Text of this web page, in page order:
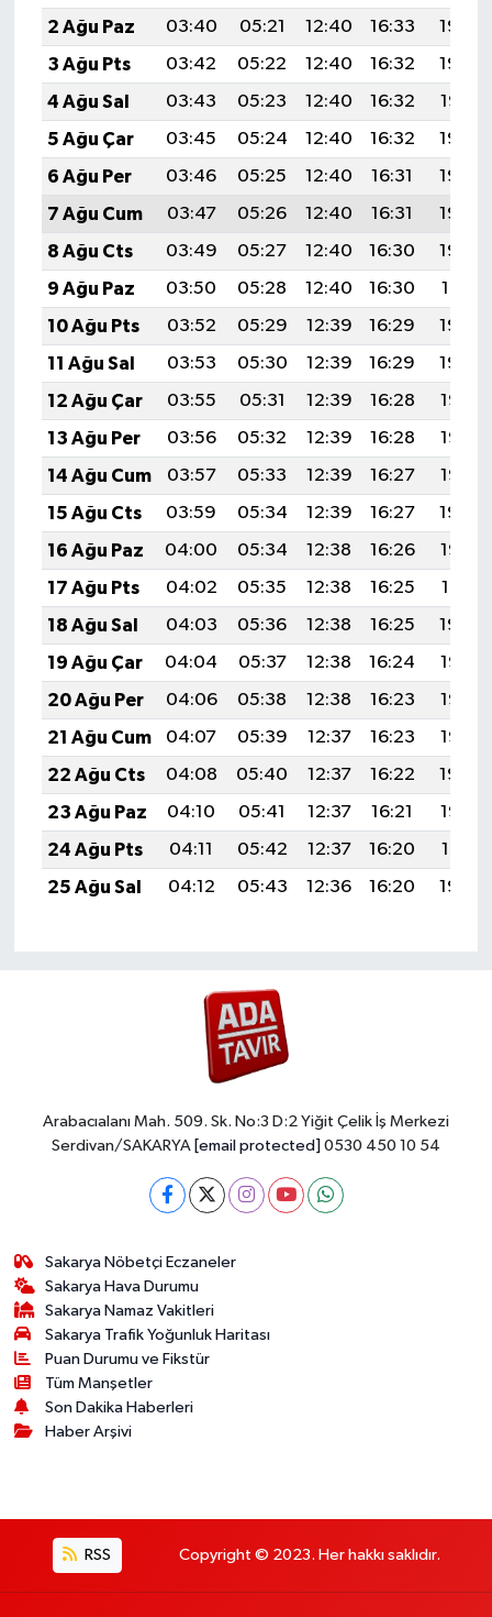
2 Ağu Paz
03:40 05:21 12:40 16:33
19:49
3 Ağu Pts
03:42 05:22 12:40 16:32
19:48
4 Ağu Sal
03:43 05:23 12:40 16:32
19:47
5 Ağu Çar
03:45 05:24 12:40 16:32
19:46
6 Ağu Per
03:46 05:25 12:40 16:31
19:45
7 Ağu Cum
03:47 05:26 12:40 16:31
19:44
8 Ağu Cts
03:49 05:27 12:40 16:30
19:43
9 Ağu Paz
03:50 05:28 12:40 16:30
19:41
10 Ağu Pts
03:52 05:29 12:39 16:29
19:40
11 Ağu Sal
03:53 05:30 12:39 16:29
19:39
12 Ağu Çar
03:55 05:31 12:39 16:28
19:38
13 Ağu Per
03:56 05:32 12:39 16:28
19:36
14 Ağu Cum
03:57 05:33 12:39 16:27
19:35
15 Ağu Cts
03:59 05:34 12:39 16:27
19:34
16 Ağu Paz
04:00 05:34 12:38 16:26
19:32
17 Ağu Pts
04:02 05:35 12:38 16:25
19:31
18 Ağu Sal
04:03 05:36 12:38 16:25
19:30
19 Ağu Çar
04:04 05:37 12:38 16:24
19:28
20 Ağu Per
04:06 05:38 12:38 16:23
19:27
21 Ağu Cum
04:07 05:39 12:37 16:23
19:25
22 Ağu Cts
04:08 05:40 12:37 16:22
19:24
23 Ağu Paz
04:10 05:41 12:37 16:21
19:22
24 Ağu Pts
04:11 05:42 12:37 16:20
19:21
25 Ağu Sal
04:12 05:43 12:36 16:20 19:20
Arabacıalanı Mah. 509. Sk. No:3 D:2 Yiğit Çelik İş Merkezi
Serdivan/SAKARYA [email protected] 0530 450 10 54
Sakarya Nöbetçi Eczaneler
Sakarya Hava Durumu
Sakarya Namaz Vakitleri
Sakarya Trafik Yoğunluk Haritası
Puan Durumu ve Fikstür
Tüm Manşetler
Son Dakika Haberleri
Haber Arşivi
RSS Copyright © 2023. Her hakkı saklıdır.